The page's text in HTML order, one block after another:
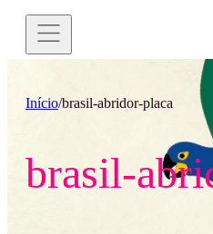
Início/brasil-abridor-placa
brasil-